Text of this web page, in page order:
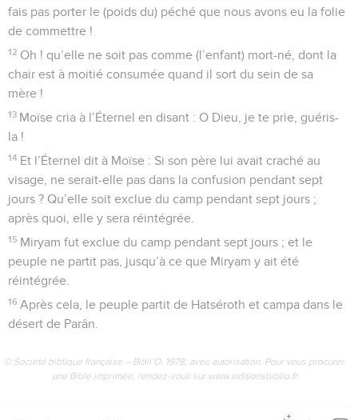
fais pas porter le (poids du) péché que nous avons eu la folie
de commettre !
12 Oh ! qu’elle ne soit pas comme (l’enfant) mort-né, dont la
chair est à moitié consumée quand il sort du sein de sa
mère !
13 Moïse cria à l’Éternel en disant : O Dieu, je te prie, guéris-
la !
14 Et l’Éternel dit à Moïse : Si son père lui avait craché au
visage, ne serait-elle pas dans la confusion pendant sept
jours ? Qu’elle soit exclue du camp pendant sept jours ;
après quoi, elle y sera réintégrée.
15 Miryam fut exclue du camp pendant sept jours ; et le
peuple ne partit pas, jusqu’à ce que Miryam y ait été
réintégrée.
16 Après cela, le peuple partit de Hatséroth et campa dans le
désert de Parân.
© Société biblique française – Bibli’O, 1978, avec autorisation. Pour vous procurer
une Bible imprimée, rendez-vous sur www.editionsbiblio.fr